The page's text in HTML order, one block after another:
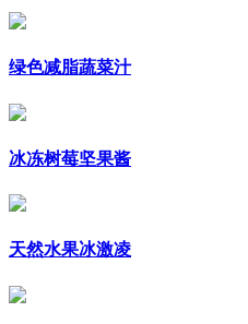
绿色减脂蔬菜汁
冰冻树莓坚果酱
天然水果冰激凌